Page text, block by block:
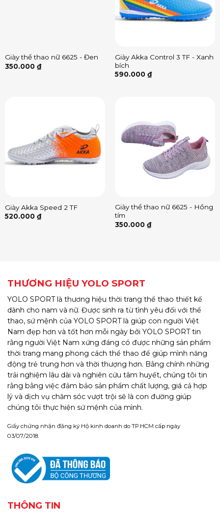
Giày thể thao nữ 6625 - Đen
350.000 ₫
Giày Akka Control 3 TF - Xanh
bích
590.000 ₫
Giày Akka Speed 2 TF
520.000 ₫
Giày thể thao nữ 6625 - Hồng
tím
350.000 ₫
THƯƠNG HIỆU YOLO SPORT
YOLO SPORT là thương hiệu thời trang thể thao thiết kế
dành cho nam và nữ. Được sinh ra từ tình yêu đối với thể
thao, sứ mệnh của YOLO SPORT là giúp con người Việt
Nam đẹp hơn và tốt hơn mỗi ngày bởi YOLO SPORT tin
rằng người Việt Nam xứng đáng có được những sản phẩm
thời trang mang phong cách thể thao để giúp mình năng
động trẻ trung hơn và thời thượng hơn. Bằng chính những
trải nghiệm lâu dài và nghiên cứu tâm huyết, chúng tôi tin
rằng bằng việc đảm bảo sản phẩm chất lượng, giá cả hợp
lý và dịch vụ chăm sóc vượt trội sẽ là con đường giúp
chúng tôi thực hiện sứ mệnh của mình.
Giấy chứng nhận đăng ký Hộ kinh doanh do TP.HCM cấp ngày
03/07/2018.
THÔNG TIN